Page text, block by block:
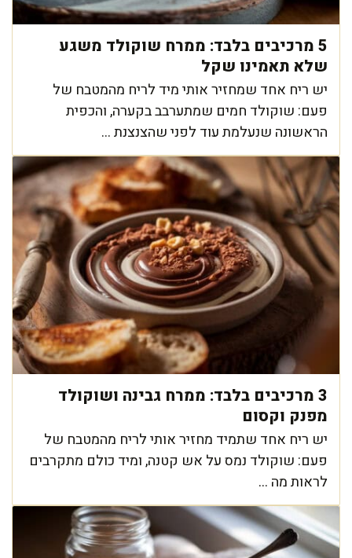
5 מרכיבים בלבד: ממרח שוקולד משגע
שלא תאמינו שקל
יש ריח אחד שמחזיר אותי מיד לריח מהמטבח של
פעם: שוקולד חמים שמתערבב בקערה, והכפית
הראשונה שנעלמת עוד לפני שהצנצנת ...
3 מרכיבים בלבד: ממרח גבינה ושוקולד
מפנק וקסום
יש ריח אחד שתמיד מחזיר אותי לריח מהמטבח של
פעם: שוקולד נמס על אש קטנה, ומיד כולם מתקרבים
לראות מה ...